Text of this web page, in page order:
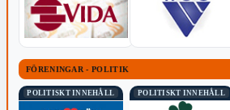
FÖRENINGAR - POLITIK
POLITISKT INNEHÅLL POLITISKT INNEHÅLL